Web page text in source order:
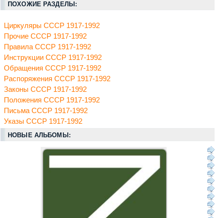
ПОХОЖИЕ РАЗДЕЛЫ:
Циркуляры СССР 1917-1992
Прочие СССР 1917-1992
Правила СССР 1917-1992
Инструкции СССР 1917-1992
Обращения СССР 1917-1992
Распоряжения СССР 1917-1992
Законы СССР 1917-1992
Положения СССР 1917-1992
Письма СССР 1917-1992
Указы СССР 1917-1992
НОВЫЕ АЛЬБОМЫ: